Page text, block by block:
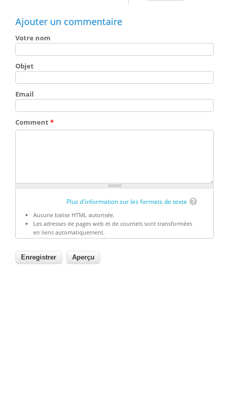
Ajouter un commentaire
Votre nom
Objet
Email
Comment*
Plus d'information sur les formats de texte
Aucune balise HTML autorisée.
Les adresses de pages web et de courriels sont transformées
en liens automatiquement.